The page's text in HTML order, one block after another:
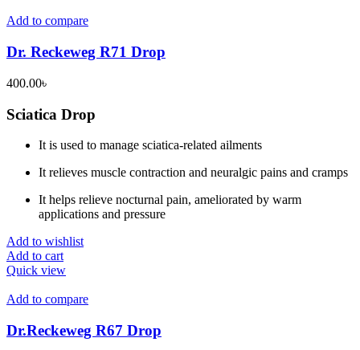
Add to compare
Dr. Reckeweg R71 Drop
400.00৳
Sciatica Drop
It is used to manage sciatica-related ailments
It relieves muscle contraction and neuralgic pains and cramps
It helps relieve nocturnal pain, ameliorated by warm
applications and pressure
Add to wishlist
Add to cart
Quick view
Add to compare
Dr.Reckeweg R67 Drop